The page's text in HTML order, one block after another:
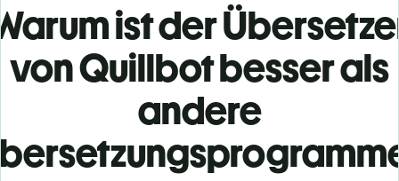
ist der
von Quillbot besser als
andere